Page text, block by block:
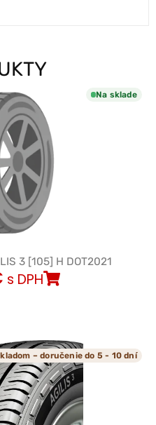
Na sklade
3 [105] H DOT2021
s DPH
– doručenie do 5 - 10 dní